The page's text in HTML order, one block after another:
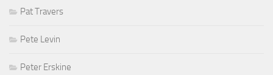
Pat Travers
Pete Levin
Peter Erskine